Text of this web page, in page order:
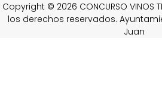
Copyright © 2026 CONCURSO VINOS
los derechos reservados.
Juan